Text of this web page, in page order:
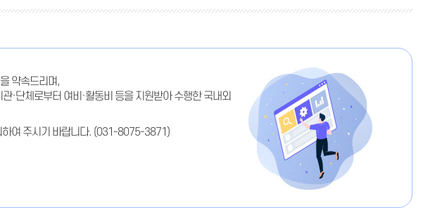
약속드리며,
·단체로부터 여비·활동비 등을 지원받아 수행한 국내외
여 주시기 바랍니다. (031-8075-3871 )